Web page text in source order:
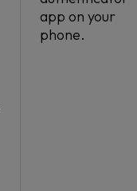
app on your
phone.